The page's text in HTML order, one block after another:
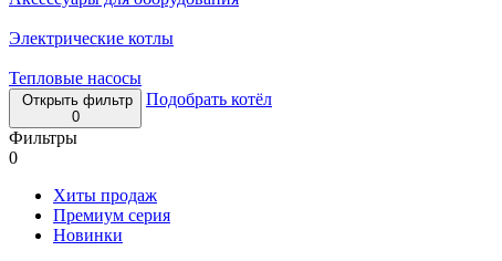
Электрические котлы
Тепловые насосы
Открыть фильтр
0
Подобрать котёл
Фильтры
0
Хиты продаж
Премиум серия
Новинки